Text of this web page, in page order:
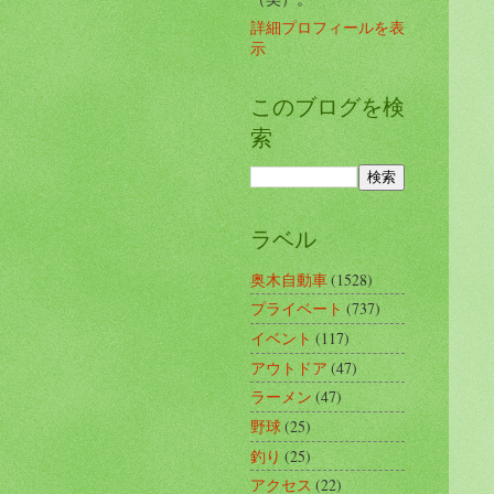
詳細プロフィールを表
示
このブログを検
索
ラベル
奥木自動車(1528)
プライベート(737)
イベント(117)
アウトドア(47)
ラーメン(47)
野球(25)
釣り(25)
アクセス(22)